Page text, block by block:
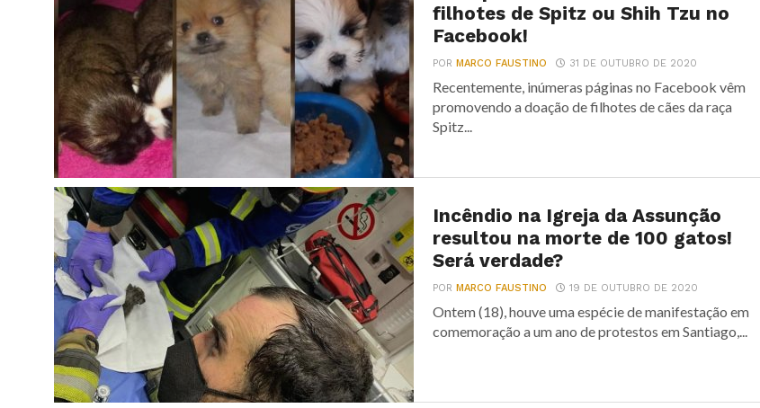
filhotes de Spitz ou Shih Tzu no
Facebook!
POR MARCO FAUSTINO 31 DE OUTUBRO DE 2020
Recentemente, inúmeras páginas no Facebook vêm
promovendo a doação de filhotes de cães da raça
Spitz...
Incêndio na Igreja da Assunção
resultou na morte de 100 gatos!
Será verdade?
POR MARCO FAUSTINO 19 DE OUTUBRO DE 2020
Ontem (18), houve uma espécie de manifestação em
comemoração a um ano de protestos em Santiago,...